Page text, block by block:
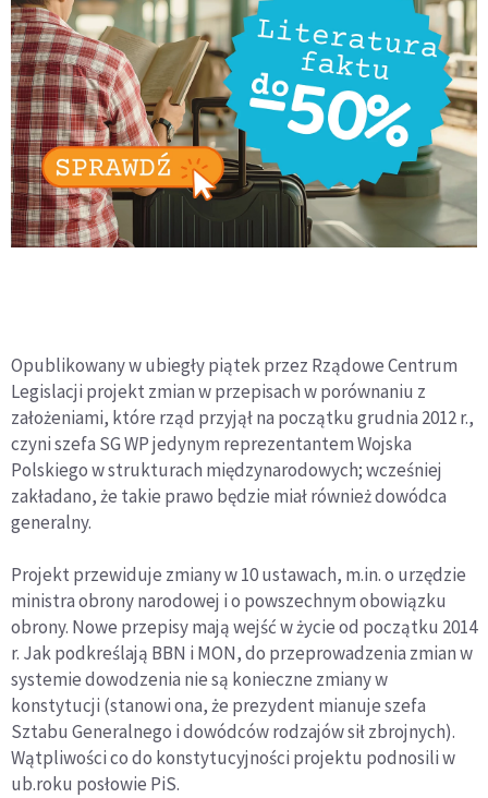
Opublikowany w ubiegły piątek przez Rządowe Centrum
Legislacji projekt zmian w przepisach w porównaniu z
założeniami, które rząd przyjął na początku grudnia 2012 r.,
czyni szefa SG WP jedynym reprezentantem Wojska
Polskiego w strukturach międzynarodowych; wcześniej
zakładano, że takie prawo będzie miał również dowódca
generalny.
Projekt przewiduje zmiany w 10 ustawach, m.in. o urzędzie
ministra obrony narodowej i o powszechnym obowiązku
obrony. Nowe przepisy mają wejść w życie od początku 2014
r. Jak podkreślają BBN i MON, do przeprowadzenia zmian w
systemie dowodzenia nie są konieczne zmiany w
konstytucji (stanowi ona, że prezydent mianuje szefa
Sztabu Generalnego i dowódców rodzajów sił zbrojnych).
Wątpliwości co do konstytucyjności projektu podnosili w
ub.roku posłowie PiS.